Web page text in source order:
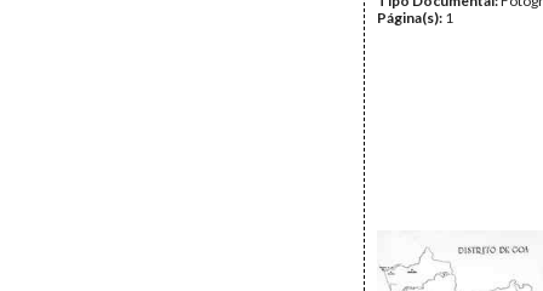
Página(s): 1